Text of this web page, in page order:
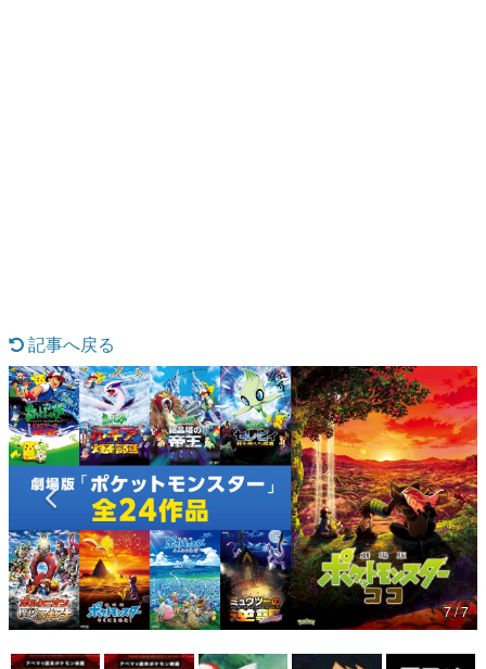
なんでゲームは面白い？
ゲーム開発者・hamatsu氏がゲームの魅力を画面や操作の
具体的な形から解き明かしていく、硬派で骨太な評論連載
です。
ゲームが変えた日本語
「経験値」「裏技」「ラスボス」… ゲームにまつわる言葉
の起源や用法の変遷を、コンピューター文化史研究家・タ
イニーP氏が徹底調査。
カテゴリ
記事へ戻る
7 / 7